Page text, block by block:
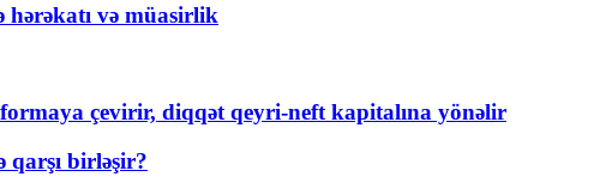
hərəkatı və müasirlik
çevirir, diqqət qeyri-neft kapitalına yönəlir
birləşir?